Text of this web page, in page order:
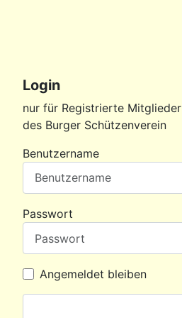
Login
nur für Registrierte Mitglieder
des Burger Schützenverein
Benutzername
Passwort
Angemeldet bleiben